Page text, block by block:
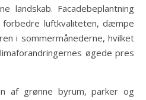
landskab. Facadebeplantning
luftkvaliteten, dæmpe
i sommermånederne, hvilket
øgede pres
af grønne byrum, parker og